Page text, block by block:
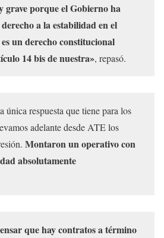
grave porque el Gobierno ha
a la estabilidad en el
un derecho constitucional
14 bis de nuestra», repasó.
única respuesta que tiene para los
adelante desde ATE los
Montaron un operativo con
absolutamente
que hay contratos a término